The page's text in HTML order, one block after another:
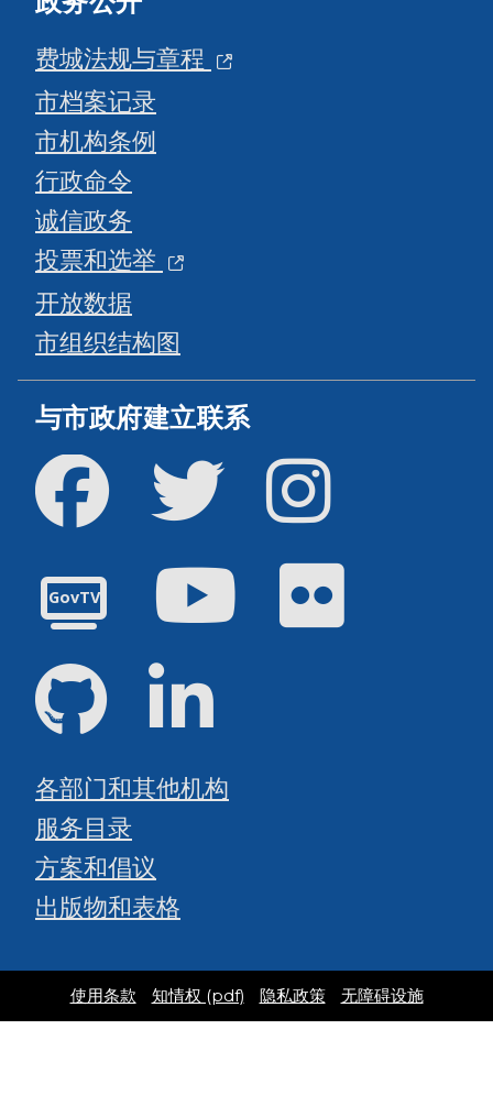
费城法规与章程
市档案记录
市机构条例
行政命令
诚信政务
投票和选举
开放数据
市组织结构图
与市政府建立联系
Facebook Twitter
GovTV
油管
GitHub
各部门和其他机构
服务目录
方案和倡议
出版物和表格
使用条款 知情权 (pdf) 隐私政策 无障碍设施